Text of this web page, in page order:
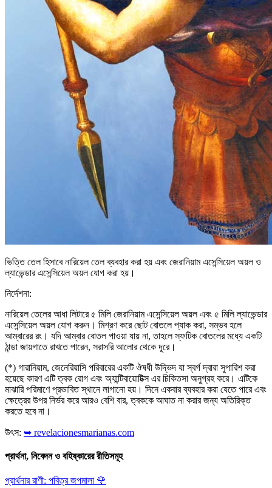
ভিত্তি তেল হিসাবে নারিয়েল তেল ব্যবহার করা হয় এবং জেরানিয়াম এসেন্সিয়েল অয়ল ও
ল্যাভেন্ডার এসেন্সিয়েল অয়ল যোগ করা হয়।
নির্দেশনা:
নারিয়েল তেলের আধা লিটারে ৫ মিলি জেরানিয়াম এসেন্সিয়েল অয়ল এবং ৫ মিলি ল্যাভেন্ডার
এসেন্সিয়েল অয়ল যোগ করুন। মিশ্রণ করে ছোট বোতলে প্যাক করা, সম্ভব হলে
আম্বারের রং। যদি আম্বার বোতল পাওয়া যায় না, তাহলে স্ফটিক বোতলের মধ্যে একটি
ঠান্ডা জায়গাতে রাখতে পারেন, সরাসরি আলোর থেকে দূরে।
(*) গারানিয়াম, জেনেরিয়াসি পরিবারের একটি ঔষধী উদ্ভিদ যা স্বর্গ দ্বারা সুপারিশ করা
হয়েছে কারণ এটি ত্বক রোগ এবং অ্যান্টিবায়োটিক্স এর চিকিতসা অনুগ্রহ করে। এটিকে
মাঝারি পরিমাণে প্রভাবিত স্থানে লাগানো হয়। দিনে একবার ব্যবহার করা যেতে পারে এবং
ক্ষেত্রের উপর নির্ভর করে আরও বেশি বার, ত্বককে আঘাত না করার জন্য অতিরিক্ত
করতে হবে না।
উৎস: ➥ revelacionesmarianas.com
প্রার্থনা, নিবেদন ও বহিষ্কারের রীতিসমূহ
প্রার্থনার রাণী: পবিত্র জপমালা 🌹